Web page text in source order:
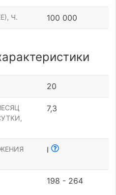
Ч. 100 000
20
7,3
I
198 - 264